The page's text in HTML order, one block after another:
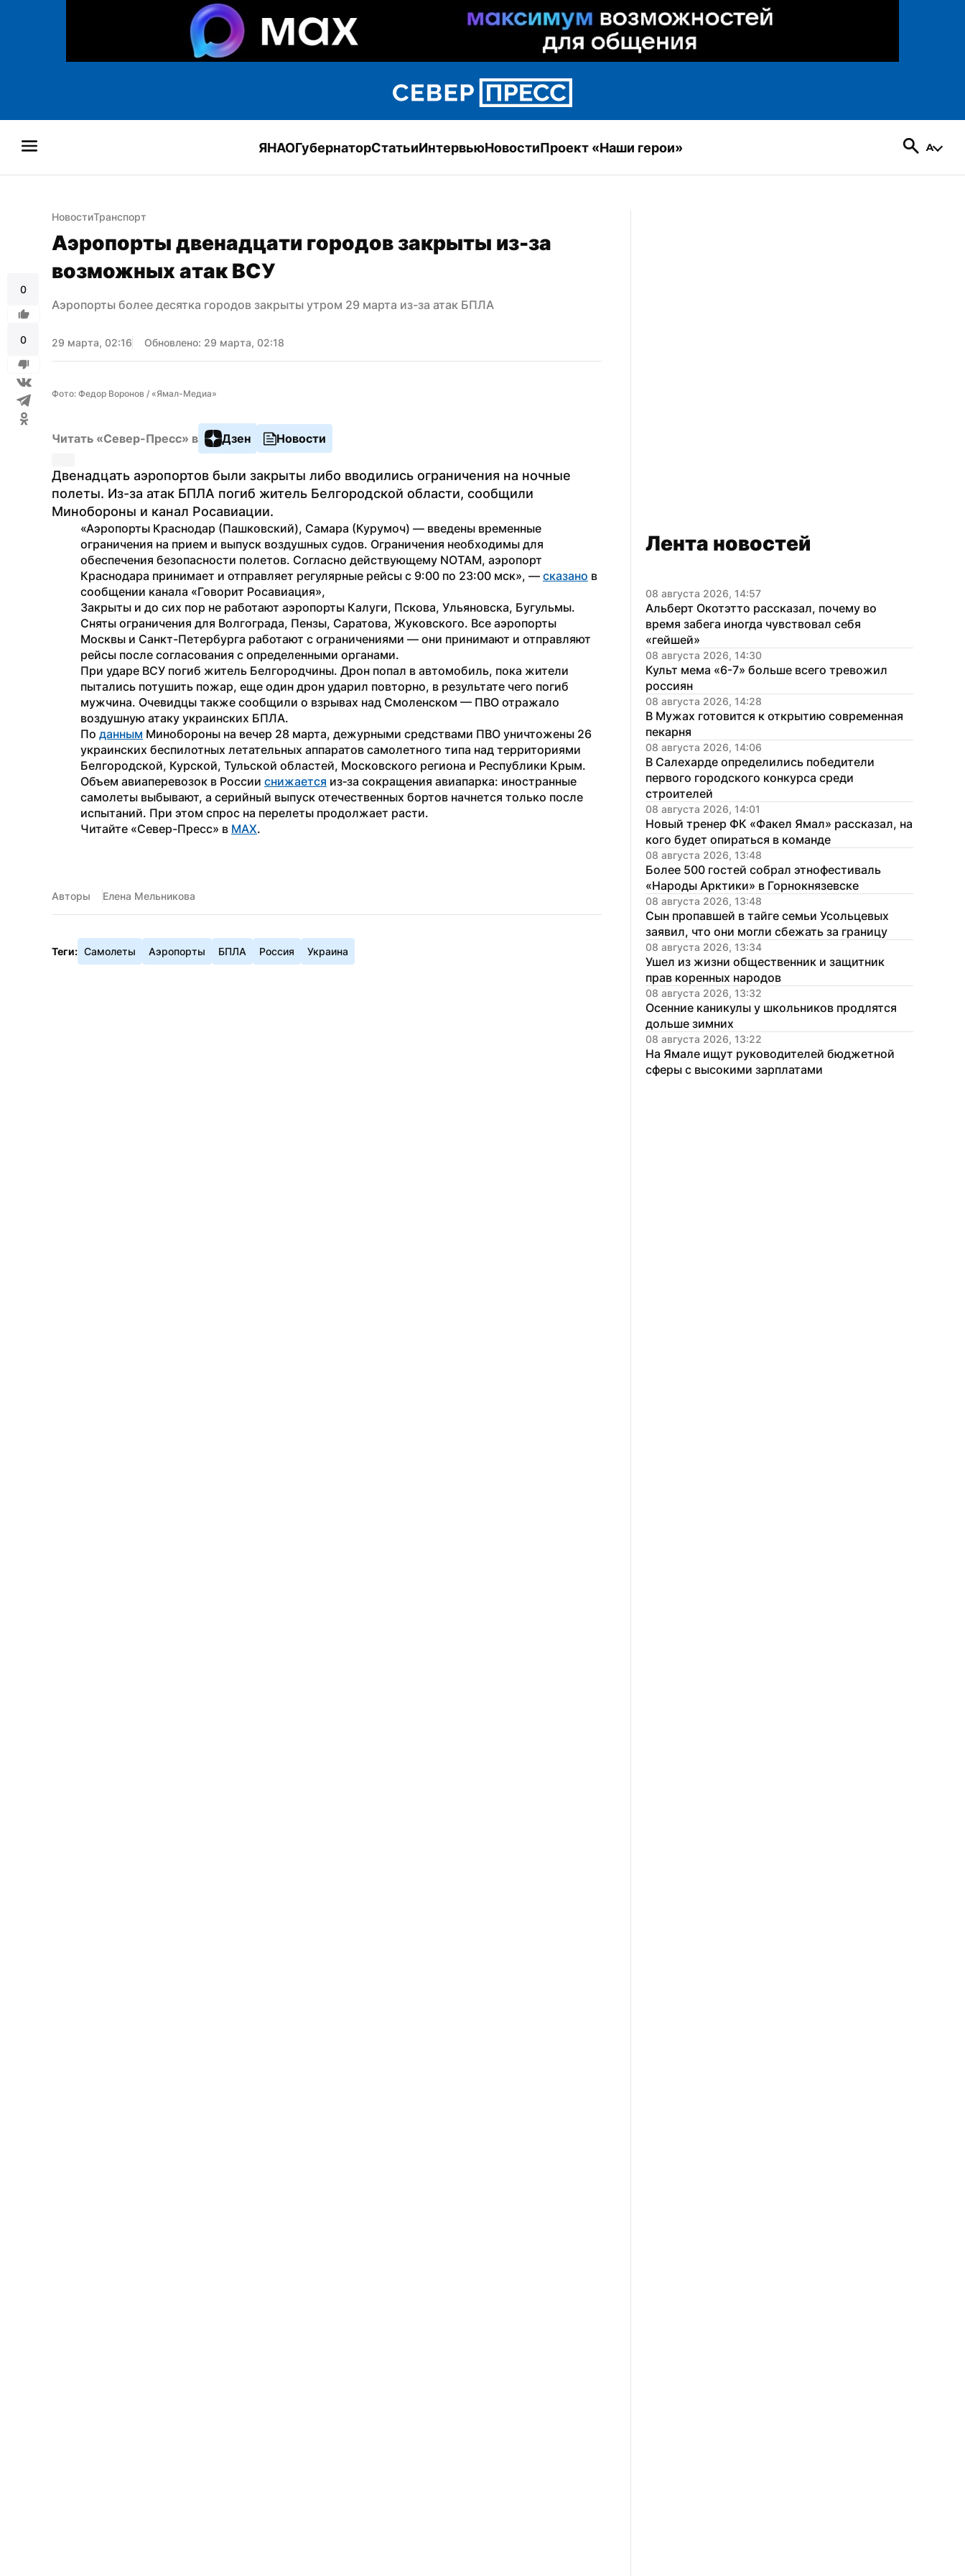
ЯНАОГубернаторСтатьиИнтервьюНовостиПроект «Наши герои»
0
0
НовостиТранспорт
Аэропорты двенадцати городов закрыты из-за
возможных атак ВСУ
Аэропорты более десятка городов закрыты утром 29 марта из-за атак БПЛА
29 марта, 02:16 Обновлено: 29 марта, 02:18
Фото: Федор Воронов / «Ямал-Медиа»
Читать «Север-Пресс» в Дзен Новости
Двенадцать аэропортов были закрыты либо вводились ограничения на ночные
полеты. Из-за атак БПЛА погиб житель Белгородской области, сообщили
Минобороны и канал Росавиации.
«Аэропорты Краснодар (Пашковский), Самара (Курумоч) — введены временные
ограничения на прием и выпуск воздушных судов. Ограничения необходимы для
обеспечения безопасности полетов. Согласно действующему NOTAM, аэропорт
Краснодара принимает и отправляет регулярные рейсы с 9:00 по 23:00 мск», — сказано в
сообщении канала «Говорит Росавиация»,
Закрыты и до сих пор не работают аэропорты Калуги, Пскова, Ульяновска, Бугульмы.
Сняты ограничения для Волгограда, Пензы, Саратова, Жуковского. Все аэропорты
Москвы и Санкт-Петербурга работают с ограничениями — они принимают и отправляют
рейсы после согласования с определенными органами.
При ударе ВСУ погиб житель Белгородчины. Дрон попал в автомобиль, пока жители
пытались потушить пожар, еще один дрон ударил повторно, в результате чего погиб
мужчина. Очевидцы также сообщили о взрывах над Смоленском — ПВО отражало
воздушную атаку украинских БПЛА.
По данным Минобороны на вечер 28 марта, дежурными средствами ПВО уничтожены 26
украинских беспилотных летательных аппаратов самолетного типа над территориями
Белгородской, Курской, Тульской областей, Московского региона и Республики Крым.
Объем авиаперевозок в России снижается из‑за сокращения авиапарка: иностранные
самолеты выбывают, а серийный выпуск отечественных бортов начнется только после
испытаний. При этом спрос на перелеты продолжает расти.
Читайте «Север-Пресс» в MAX.
Авторы Елена Мельникова
Теги: Самолеты Аэропорты БПЛА Россия Украина
Лента новостей
08 августа 2026, 14:57
Альберт Окотэтто рассказал, почему во
время забега иногда чувствовал себя
«гейшей»
08 августа 2026, 14:30
Культ мема «6-7» больше всего тревожил
россиян
08 августа 2026, 14:28
В Мужах готовится к открытию современная
пекарня
08 августа 2026, 14:06
В Салехарде определились победители
первого городского конкурса среди
строителей
08 августа 2026, 14:01
Новый тренер ФК «Факел Ямал» рассказал, на
кого будет опираться в команде
08 августа 2026, 13:48
Более 500 гостей собрал этнофестиваль
«Народы Арктики» в Горнокнязевске
08 августа 2026, 13:48
Сын пропавшей в тайге семьи Усольцевых
заявил, что они могли сбежать за границу
08 августа 2026, 13:34
Ушел из жизни общественник и защитник
прав коренных народов
08 августа 2026, 13:32
Осенние каникулы у школьников продлятся
дольше зимних
08 августа 2026, 13:22
На Ямале ищут руководителей бюджетной
сферы с высокими зарплатами